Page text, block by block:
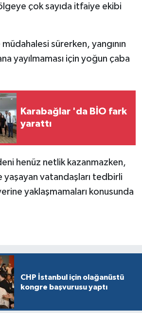
çok sayıda itfaiye ekibi
sürerken, yangının
yayılmaması için yoğun çaba
Karabağlar 'da BİO fark
yarattı
henüz netlik kazanmazken,
vatandaşları tedbirli
yaklaşmamaları konusunda
CHP İstanbul için olağanüstü
kongre başvurusu yaptı